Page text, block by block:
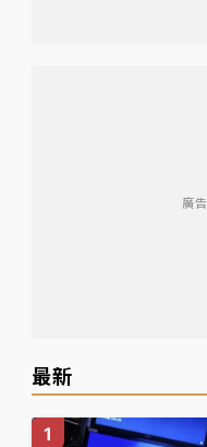
廣告
最新